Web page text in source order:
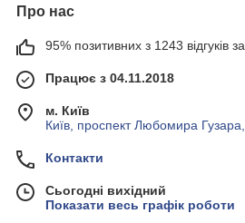
Про нас
95% позитивних з 1243 відгуків за
Працює з 04.11.2018
м. Київ
Київ, проспект Любомира
Контакти
Сьогодні вихідний
Показати весь графік роботи